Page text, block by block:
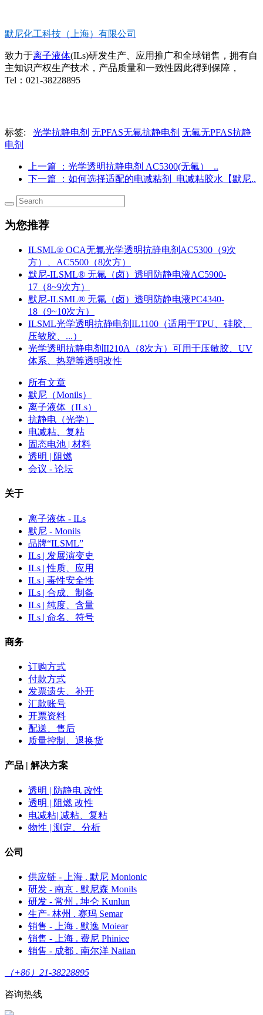
默尼化工科技（上海）有限公司
致力于离子液体(ILs)研发生产、应用推广和全球销售，拥有自
主知识产权生产技术，产品质量和一致性因此得到保障，
Tel：021-38228895
标签: 光学抗静电剂 无PFAS无氟抗静电剂 无氟无PFAS抗静
电剂
上一篇
：光学透明抗静电剂 AC5300(无氟）_..
下一篇
：如何选择适配的电减粘剂_电减粘胶水【默尼..
为您推荐
ILSML® OCA无氟光学透明抗静电剂AC5300（9次
方）、AC5500（8次方）
默尼-ILSML® 无氟（卤）透明防静电液AC5900-
17（8~9次方）
默尼-ILSML® 无氟（卤）透明防静电液PC4340-
18（9~10次方）
ILSML光学透明抗静电剂IL1100（适用于TPU、硅胶、
压敏胶、...）
光学透明抗静电剂II210A（8次方）可用于压敏胶、UV
体系、热塑等透明改性
所有文章
默尼（Monils）
离子液体（ILs）
抗静电（光学）
电减粘、复粘
固态电池 | 材料
透明 | 阻燃
会议 - 论坛
关于
离子液体 - ILs
默尼 - Monils
品牌“ILSML”
ILs | 发展演变史
ILs | 性质、应用
ILs | 毒性安全性
ILs | 合成、制备
ILs | 纯度、含量
ILs | 命名、符号
商务
订购方式
付款方式
发票遗失、补开
汇款账号
开票资料
配送、售后
质量控制、退换货
产品 | 解决方案
透明 | 防静电 改性
透明 | 阻燃 改性
电减粘| 减粘、复粘
物性 | 测定、分析
公司
供应链 - 上海 . 默尼 Monionic
研发 - 南京 . 默尼森 Monils
研发 - 常州 . 坤仑 Kunlun
生产- 林州 . 赛玛 Semar
销售 - 上海 . 默逸 Moiear
销售 - 上海 . 费尼 Phiniee
销售 - 成都 . 南尔洋 Naiian
（+86）21-38228895
咨询热线